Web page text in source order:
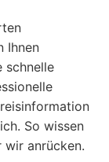
Ihnen
schnelle
So wissen
wir anrücken.